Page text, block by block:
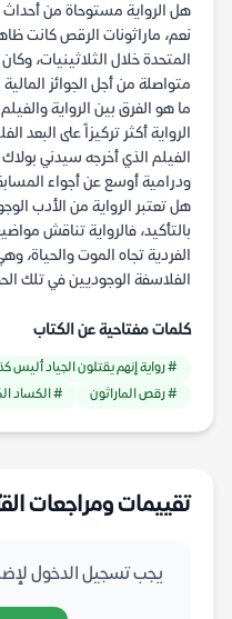
هل الرواية مستوحاة من
نعم، ماراثونات الرقص كانت
المتحدة خلال الثلاثينيات،
متواصلة من أجل الجوائز
ما هو الفرق بين الرواية
الرواية أكثر تركيزاً على البعد
ودرامية أوسع عن أجواء
هل تعتبر الرواية من الأدب
بالتأكيد، فالرواية تناقش
الفردية تجاه الموت والحياة،
الفلاسفة الوجوديين في تلك
كلمات مفتاحية عن الكتاب
# رواية إنهم يقتلون الجياد أليس
# رقص الماراثون
# الكساد
تقييمات ومراجعات
يجب تسجيل الدخول